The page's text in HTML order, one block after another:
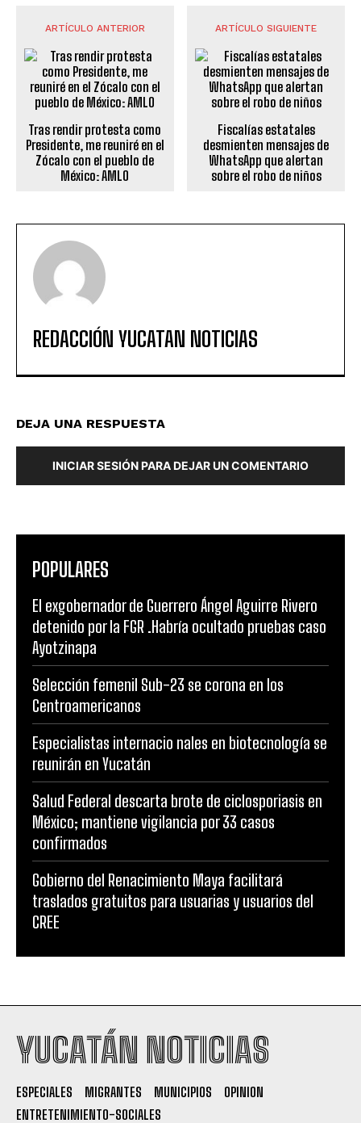
ARTÍCULO ANTERIOR
Tras rendir protesta como
Presidente, me reuniré en el
Zócalo con el pueblo de
México: AMLO
ARTÍCULO SIGUIENTE
Fiscalías estatales
desmienten mensajes de
WhatsApp que alertan
sobre el robo de niños
REDACCIÓN YUCATAN NOTICIAS
DEJA UNA RESPUESTA
INICIAR SESIÓN PARA DEJAR UN COMENTARIO
POPULARES
El exgobernador de Guerrero Ángel Aguirre Rivero
detenido por la FGR .Habría ocultado pruebas caso
Ayotzinapa
Selección femenil Sub-23 se corona en los
Centroamericanos
Especialistas internacio nales en biotecnología se
reunirán en Yucatán
Salud Federal descarta brote de ciclosporiasis en
México; mantiene vigilancia por 33 casos
confirmados
Gobierno del Renacimiento Maya facilitará
traslados gratuitos para usuarias y usuarios del
CREE
YUCATÁN NOTICIAS
ESPECIALES MIGRANTES MUNICIPIOS
OPINION
ENTRETENIMIENTO-SOCIALES